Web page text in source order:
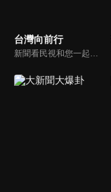
台灣向前行
新聞看民視和您一起討論最新最熱的時事新聞！